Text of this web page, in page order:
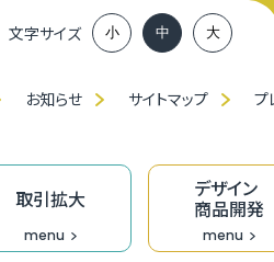
文字サイズ 小 中 大
お知らせ サイトマップ プ
取引拡大
menu
デザイン
商品開発
menu